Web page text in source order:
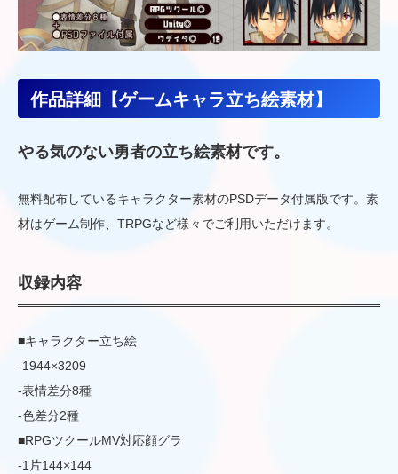
作品詳細【ゲームキャラ立ち絵素材】
やる気のない勇者の立ち絵素材です。
無料配布しているキャラクター素材のPSDデータ付属版です。素
材はゲーム制作、TRPGなど様々でご利用いただけます。
収録内容
■キャラクター立ち絵
-1944×3209
-表情差分8種
-色差分2種
■RPGツクールMV対応顔グラ
-1片144×144